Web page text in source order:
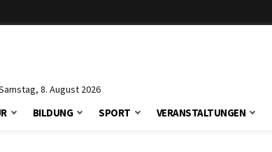
8. August 2026
BILDUNG SPORT VERANSTALTUNGEN